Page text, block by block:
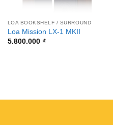
LOA BOOKSHELF / SURROUND
Loa Mission LX-1 MKII
5.800.000 ₫